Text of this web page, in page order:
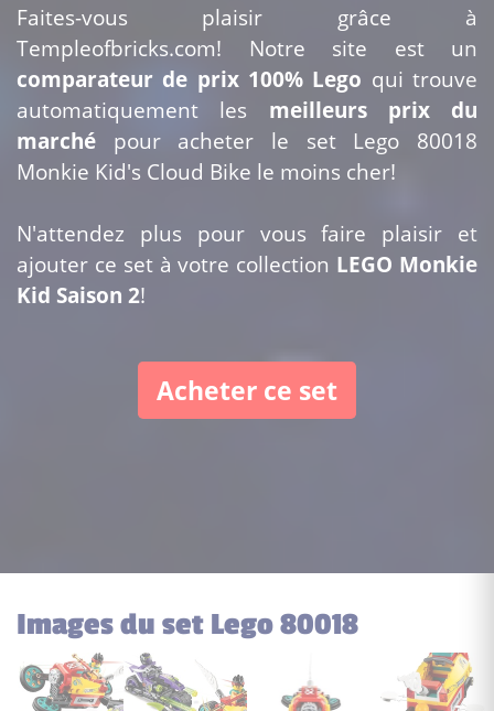
Faites-vous plaisir grâce à
Templeofbricks.com! Notre site est un
comparateur de prix 100% Lego qui trouve
automatiquement les meilleurs prix du
marché pour acheter le set Lego 80018
Monkie Kid's Cloud Bike le moins cher!
N'attendez plus pour vous faire plaisir et
ajouter ce set à votre collection LEGO Monkie
Kid Saison 2!
Acheter ce set
Images du set Lego 80018